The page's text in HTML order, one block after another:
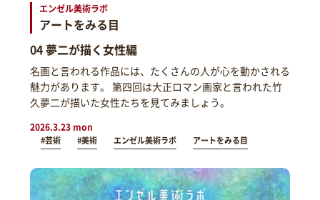
エンゼル美術ラボ
アートをみる目
04 夢二が描く女性編
名画と言われる作品には、たくさんの人が心を動かされる
魅力があります。 第四回は大正ロマン画家と言われた竹
久夢二が描いた女性たちを見てみましょう。
2026.3.23 mon
#芸術 #美術 エンゼル美術ラボ アートをみる目